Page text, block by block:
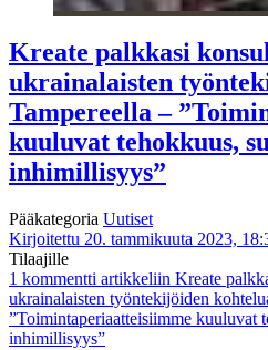
Kreate palkkasi
ukrainalaisten
Tampereella –
kuuluvat tehokkuus,
inhimillisyys”
Pääkategoria Uutiset
Kirjoitettu 20. tammikuuta 2023,
Tilaajille
1 kommentti artikkeliin Kreate
ukrainalaisten työntekijöiden
”Toimintaperiaatteisiimme kuuluvat
inhimillisyys”